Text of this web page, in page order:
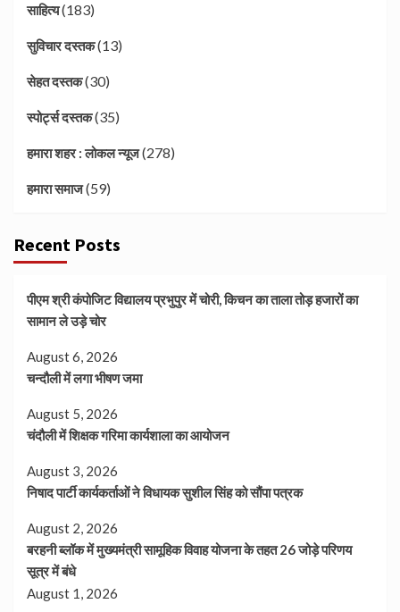
साहित्य(183)
सुविचार दस्तक(13)
सेहत दस्तक(30)
स्पोर्ट्स दस्तक(35)
हमारा शहर : लोकल न्यूज(278)
हमारा समाज(59)
Recent Posts
पीएम श्री कंपोजिट विद्यालय प्रभुपुर में चोरी, किचन का ताला तोड़ हजारों का
सामान ले उड़े चोर
August 6, 2026
चन्दौली में लगा भीषण जमा
August 5, 2026
चंदौली में शिक्षक गरिमा कार्यशाला का आयोजन
August 3, 2026
निषाद पार्टी कार्यकर्ताओं ने विधायक सुशील सिंह को सौंपा पत्रक
August 2, 2026
बरहनी ब्लॉक में मुख्यमंत्री सामूहिक विवाह योजना के तहत 26 जोड़े परिणय
सूत्र में बंधे
August 1, 2026